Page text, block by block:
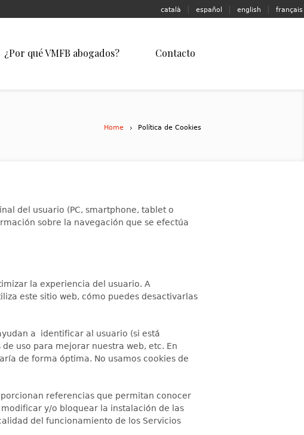
català español english français
¿Por qué VMFB abogados? Contacto
Home Política de Cookies
del usuario (PC, smartphone, tablet o
sobre la navegación que se efectúa
la experiencia del usuario. A
este sitio web, cómo puedes desactivarlas
a identificar al usuario (si está
uso para mejorar nuestra web, etc. En
de forma óptima. No usamos cookies de
referencias que permitan conocer
y/o bloquear la instalación de las
del funcionamiento de los Servicios